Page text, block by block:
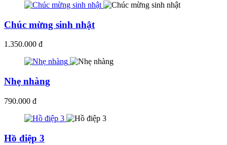
Chúc mừng sinh nhật
1.350.000 đ
Nhẹ nhàng
790.000 đ
Hồ điệp 3